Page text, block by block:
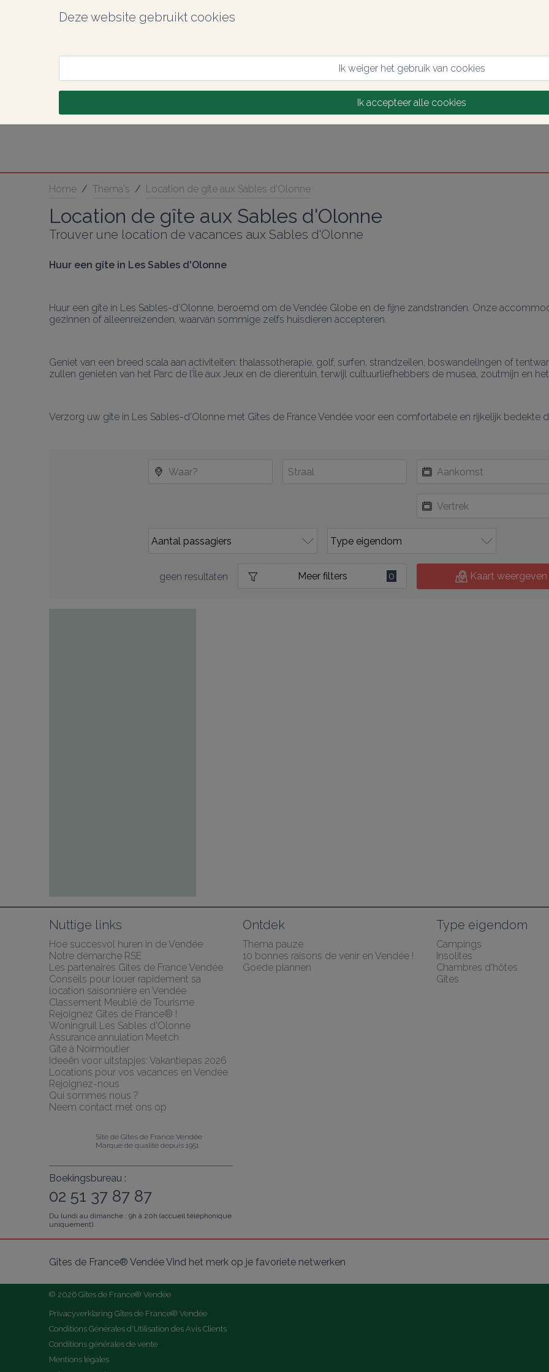
Deze website gebruikt cookies
Ik weiger het gebruik van cookies
Ik accepteer alle cookies
Home / Thema's / Location de gîte aux Sables d'Olonne
Location de gîte aux Sables d'Olonne
Trouver une location de vacances aux Sables d'Olonne
Huur een gîte in Les Sables d'Olonne
Huur een gîte in Les Sables-d’Olonne, beroemd om de Vendée Globe en de fijne zandstranden. Onze
gezinnen of alleenreizenden, waarvan sommige zelfs huisdieren accepteren.
Geniet van een breed scala aan activiteiten: thalassotherapie, golf, surfen, strandzeilen, boswandelingen of
zullen genieten van het Parc de l’Île aux Jeux en de dierentuin, terwijl cultuurliefhebbers de musea, zoutmijn en
Verzorg uw gîte in Les Sables-d’Olonne met Gîtes de France Vendée voor een comfortabele en rijkelijk bedekte
geen resultaten Meer filters 0 Kaart weergeven
Nuttige links
Hoe succesvol huren in de Vendée
Notre démarche RSE
Les partenaires Gites de France Vendée
Conseils pour louer rapidement sa
location saisonnière en Vendée
Classement Meublé de Tourisme
Rejoignez Gîtes de France® !
Woningruil Les Sables d'Olonne
Assurance annulation Meetch
Gîte à Noirmoutier
Ideeën voor uitstapjes: Vakantiepas 2026
Locations pour vos vacances en Vendée
Rejoignez-nous
Qui sommes nous ?
Neem contact met ons op
Ontdek
Thema pauze
10 bonnes raisons de venir en Vendée !
Goede plannen
Type eigendom
Campings
Insolites
Chambres d'hôtes
Gîtes
Site de Gîtes de France Vendée
Marque de qualité depuis 1951
Boekingsbureau :
02 51 37 87 87
Du lundi au dimanche : 9h à 20h (accueil téléphonique
uniquement).
Gîtes de France® Vendée Vind het merk op je favoriete netwerken
© 2026 Gîtes de France® Vendée
Privacyverklaring Gîtes de France® Vendée
Conditions Générales d'Utilisation des Avis Clients
Conditions générales de vente
Mentions légales